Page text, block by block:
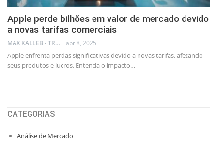
Apple perde bilhões em valor de mercado devido
a novas tarifas comerciais
MAX KALLEB - TRADER abr 8, 2025
Apple enfrenta perdas significativas devido a novas tarifas, afetando
seus produtos e lucros. Entenda o impacto…
CATEGORIAS
Análise de Mercado